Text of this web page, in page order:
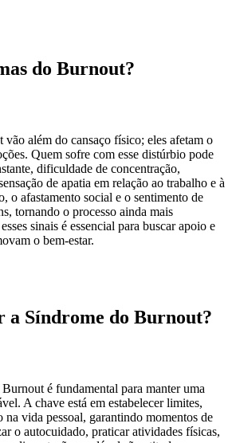
do Burnout?
além do cansaço físico; eles afetam o
Quem sofre com esse distúrbio pode
dificuldade de concentração,
de apatia em relação ao trabalho e à
o afastamento social e o sentimento de
tornando o processo ainda mais
sinais é essencial para buscar apoio e
o bem-estar.
a Síndrome do Burnout?
é fundamental para manter uma
A chave está em estabelecer limites,
na vida pessoal, garantindo momentos de
o autocuidado, praticar atividades físicas,